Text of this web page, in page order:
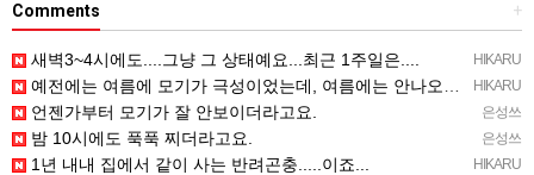
+
Comments
HIKARU
새벽3~4시에도....그냥 그 상태예요...최근 1주일은....
HIKARU
예전에는 여름에 모기가 극성이었는데, 여름에는 안나오는 것 같은.....ㅎ ㅎ)
은성쓰
언젠가부터 모기가 잘 안보이더라고요.
은성쓰
밤 10시에도 푹푹 찌더라고요.
HIKARU
1년 내내 집에서 같이 사는 반려곤충.....이죠...